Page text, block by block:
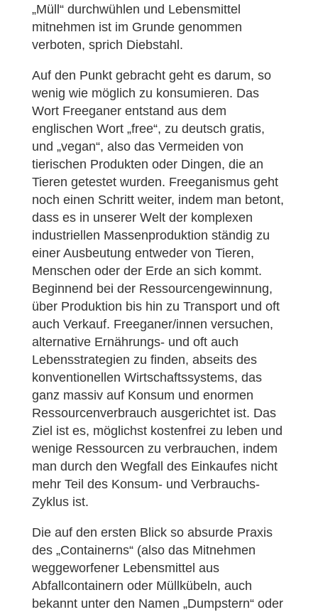
„Müll“ durchwühlen und Lebensmittel
mitnehmen ist im Grunde genommen
verboten, sprich Diebstahl.
Auf den Punkt gebracht geht es darum, so
wenig wie möglich zu konsumieren. Das
Wort Freeganer entstand aus dem
englischen Wort „free“, zu deutsch gratis,
und „vegan“, also das Vermeiden von
tierischen Produkten oder Dingen, die an
Tieren getestet wurden. Freeganismus geht
noch einen Schritt weiter, indem man betont,
dass es in unserer Welt der komplexen
industriellen Massenproduktion ständig zu
einer Ausbeutung entweder von Tieren,
Menschen oder der Erde an sich kommt.
Beginnend bei der Ressourcengewinnung,
über Produktion bis hin zu Transport und oft
auch Verkauf. Freeganer/innen versuchen,
alternative Ernährungs- und oft auch
Lebensstrategien zu finden, abseits des
konventionellen Wirtschaftssystems, das
ganz massiv auf Konsum und enormen
Ressourcenverbrauch ausgerichtet ist. Das
Ziel ist es, möglichst kostenfrei zu leben und
wenige Ressourcen zu verbrauchen, indem
man durch den Wegfall des Einkaufes nicht
mehr Teil des Konsum- und Verbrauchs-
Zyklus ist.
Die auf den ersten Blick so absurde Praxis
des „Containerns“ (also das Mitnehmen
weggeworfener Lebensmittel aus
Abfallcontainern oder Müllkübeln, auch
bekannt unter den Namen „Dumpstern“ oder